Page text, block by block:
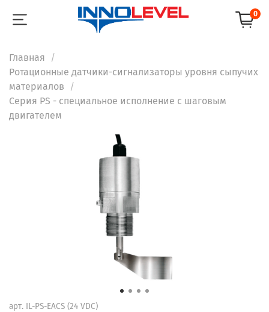
0
Главная
Ротационные датчики-сигнализаторы уровня сыпучих
материалов
Серия PS - специальное исполнение с шаговым
двигателем
арт. IL-PS-EACS (24 VDC)